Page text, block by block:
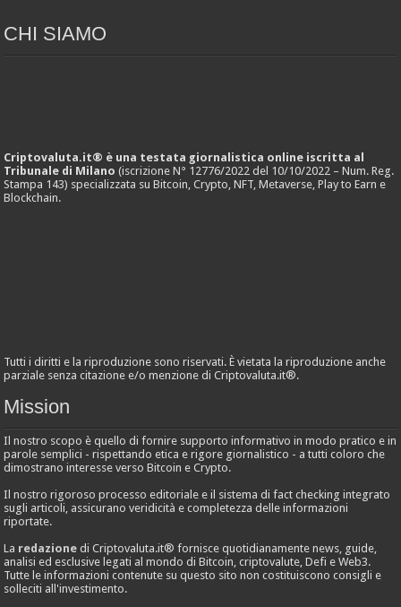
CHI SIAMO
Criptovaluta.it® è una testata giornalistica online iscritta al
Tribunale di Milano (iscrizione N° 12776/2022 del 10/10/2022 – Num. Reg.
Stampa 143) specializzata su Bitcoin, Crypto, NFT, Metaverse, Play to Earn e
Blockchain.
Tutti i diritti e la riproduzione sono riservati. È vietata la riproduzione anche
parziale senza citazione e/o menzione di Criptovaluta.it®.
Mission
Il nostro scopo è quello di fornire supporto informativo in modo pratico e in
parole semplici - rispettando etica e rigore giornalistico - a tutti coloro che
dimostrano interesse verso Bitcoin e Crypto.
Il nostro rigoroso processo editoriale e il sistema di fact checking integrato
sugli articoli, assicurano veridicità e completezza delle informazioni
riportate.
La redazione di Criptovaluta.it® fornisce quotidianamente news, guide,
analisi ed esclusive legati al mondo di Bitcoin, criptovalute, Defi e Web3.
Tutte le informazioni contenute su questo sito non costituiscono consigli e
solleciti all'investimento.